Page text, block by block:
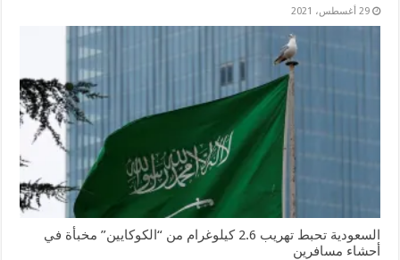
29 أغسطس، 2021
السعودية تحبط تهريب 2.6 كيلوغرام من “الكوكايين” مخبأة في
أحشاء مسافرين